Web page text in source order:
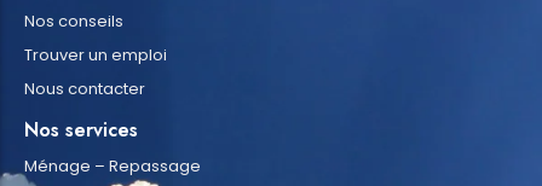
Nos conseils
Trouver un emploi
Nous contacter
Nos services
Ménage – Repassage